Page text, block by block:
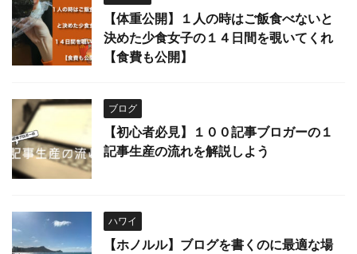
【体重公開】１人の時はご飯食べないと
決めた少食女子の１４日間を覗いてくれ
【食費も公開】
ブログ
【初心者必見】１００記事ブロガーの１
記事生産の流れを解説しよう
ハワイ
【ホノルル】ブログを書くのに最適な場